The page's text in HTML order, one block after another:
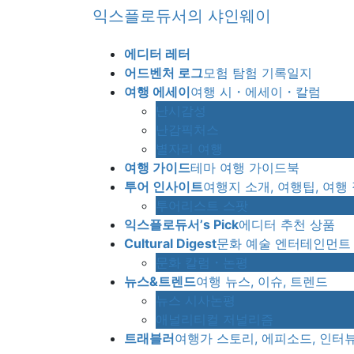
익스플로듀서의 샤인웨이
에디터 레터
어드벤처 로그모험 탐험 기록일지
여행 에세이여행 시・에세이・칼럼
난시감성
난감픽처스
별자리 여행
여행 가이드테마 여행 가이드북
투어 인사이트여행지 소개, 여행팁, 여행
투어리스트 스팟
익스플로듀서’s Pick에디터 추천 상품
Cultural Digest문화 예술 엔터테인먼트
문화 칼럼・논평
뉴스&트렌드여행 뉴스, 이슈, 트렌드
뉴스 시사논평
애널리티컬 저널리즘
트래블러여행가 스토리, 에피소드, 인터